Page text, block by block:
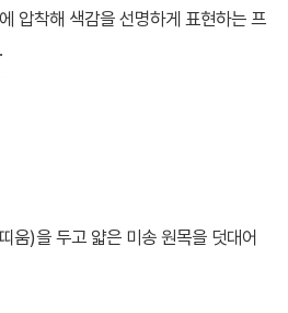
압착해 색감을 선명하게 표현하는 프
움)을 두고 얇은 미송 원목을 덧대어